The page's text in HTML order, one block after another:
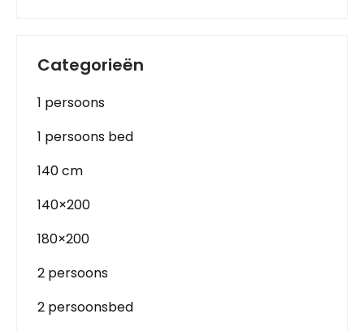
Categorieën
1 persoons
1 persoons bed
140 cm
140×200
180×200
2 persoons
2 persoonsbed